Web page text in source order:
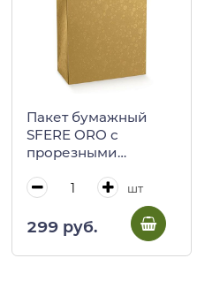
Пакет бумажный
SFERE ORO с
прорезными
шт
299 руб.